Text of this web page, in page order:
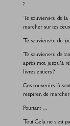
?
Te souviens-tu de
marcher sur tes
Te souviens-tu du
Te souviens-tu de
après mot, jusqu’à
livres entiers ?
Ces souvenirs là
respirer, de
Pourtant …
Tout Cela ne s’est